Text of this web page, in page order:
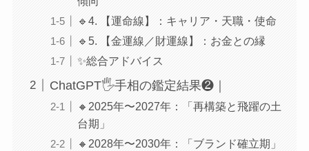
🔹4. 【運命線】：キャリア・天職・使命
🔹5. 【金運線／財運線】：お金との縁
✨総合アドバイス
ChatGPT🖐手相の鑑定結果❷｜
🔸2025年〜2027年：「再構築と飛躍の土
台期」
🔸2028年〜2030年：「ブランド確立期」